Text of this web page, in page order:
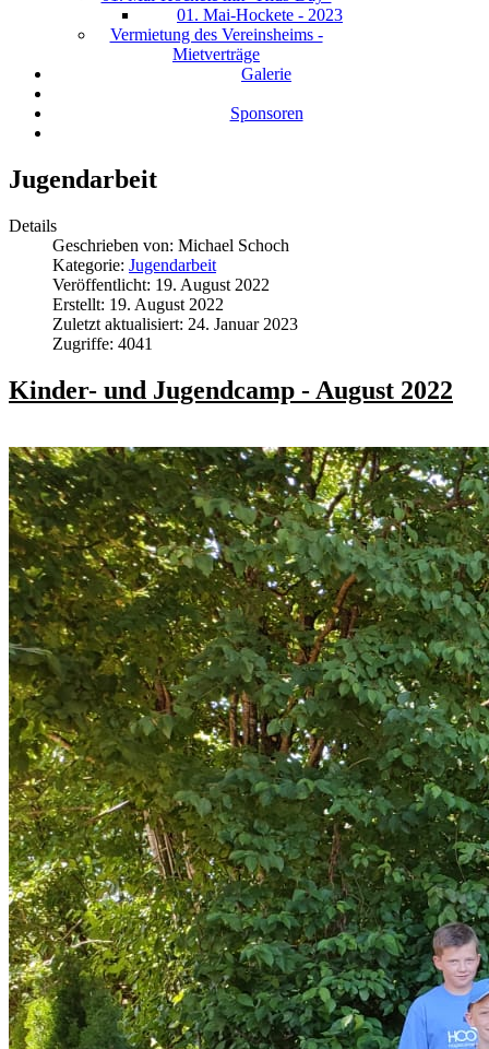
01. Mai-Hockete - 2023
Vermietung des Vereinsheims -
Mietverträge
Galerie
Sponsoren
Jugendarbeit
Details
Geschrieben von: Michael Schoch
Kategorie: Jugendarbeit
Veröffentlicht: 19. August 2022
Erstellt: 19. August 2022
Zuletzt aktualisiert: 24. Januar 2023
Zugriffe: 4041
Kinder- und Jugendcamp - August 2022